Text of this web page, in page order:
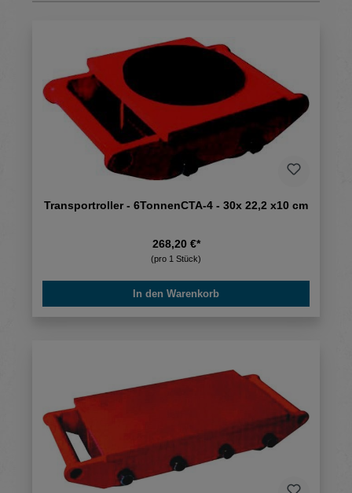
Transportroller - 6TonnenCTA-4 - 30x 22,2 x10 cm
268,20 €*
(pro 1 Stück)
In den Warenkorb